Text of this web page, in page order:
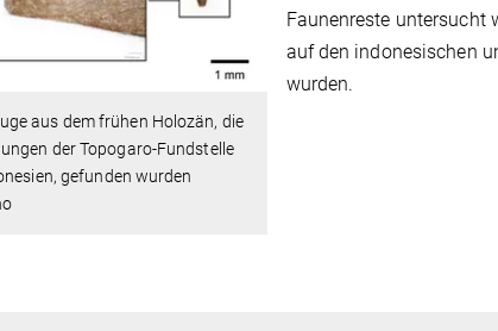
aus dem frühen Holozän, die
der Topogaro-Fundstelle
gefunden wurden
Faunenreste untersucht
auf den indonesischen
wurden.